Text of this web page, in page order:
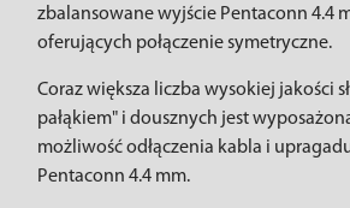
zbalansowane wyjście Pentaconn 4.4
oferujących połączenie symetryczne.
Coraz większa liczba wysokiej jakości
pałąkiem" i dousznych jest
możliwość odłączenia kabla i
Pentaconn 4.4 mm.